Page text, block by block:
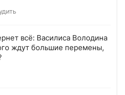
всё: Василиса Володина
ждут большие перемены,